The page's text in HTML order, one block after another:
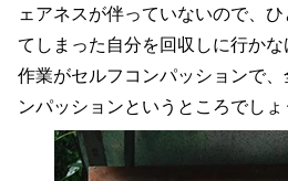
ェアネスが伴っていないので、
てしまった自分を回収しに行か
作業がセルフコンパッションで
ンパッションというところでしょ